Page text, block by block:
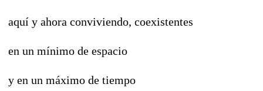
aquí y ahora conviviendo, coexistentes
en un mínimo de espacio
y en un máximo de tiempo